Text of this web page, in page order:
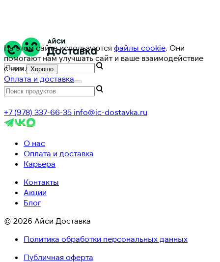
На этом сайте используются файлы cookie. Они
помогают нам улучшать сайт и ваше взаимодействие
с ним. Хорошо
Оплата и доставка
+7 (978) 337-66-35 info@ic-dostavka.ru
О нас
Оплата и доставка
Карьера
Контакты
Акции
Блог
© 2026 Айси Доставка
Политика обработки персональных данных
Публичная оферта